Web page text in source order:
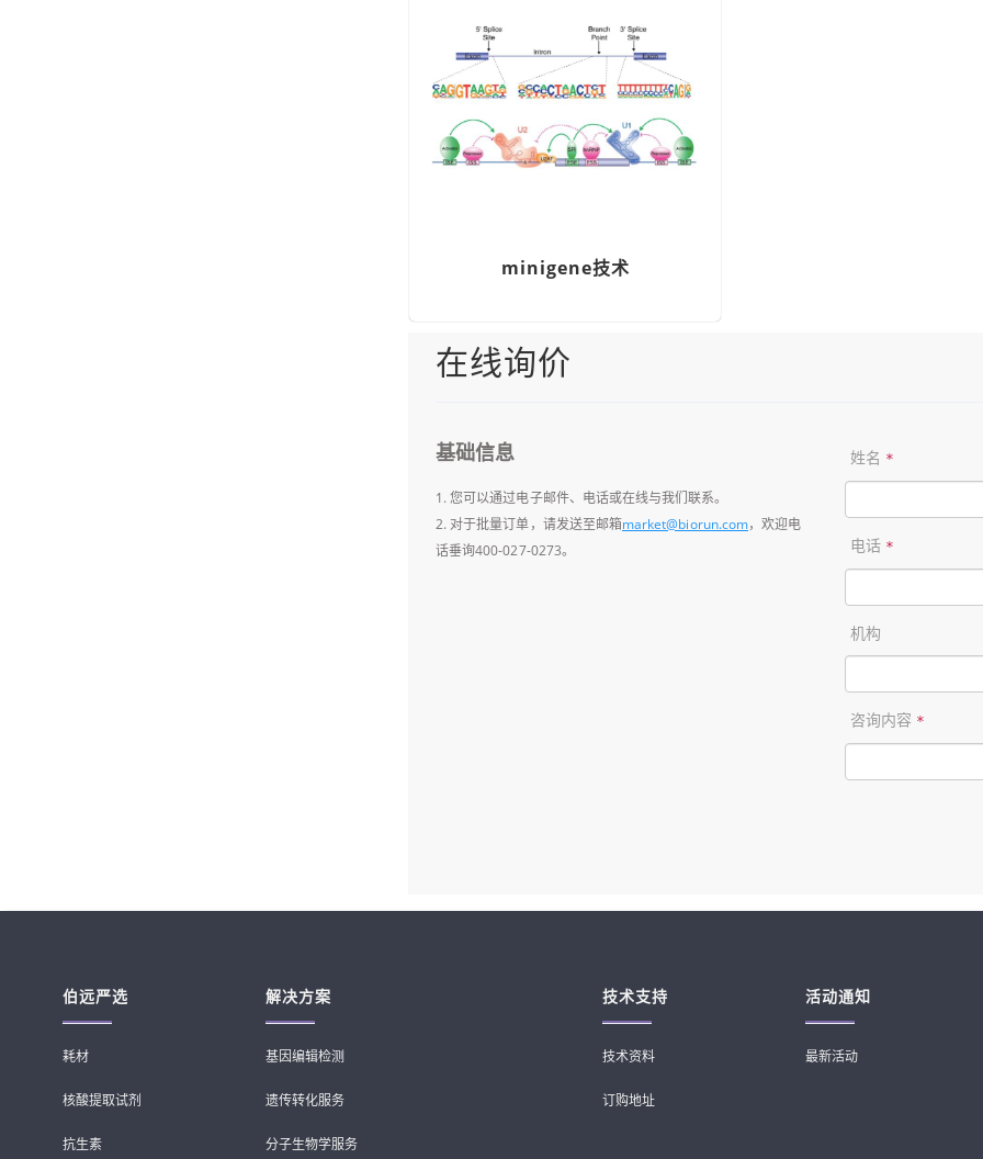
minigene技术
在线询价
基础信息
1. 您可以通过电子邮件、电话或在线与我们联系。
2. 对于批量订单，请发送至邮箱market@biorun.com，欢迎电
话垂询400-027-0273。
姓名 *
电话 *
机构
咨询内容 *
伯远严选
耗材
核酸提取试剂
抗生素
解决方案
基因编辑检测
遗传转化服务
分子生物学服务
技术支持
技术资料
订购地址
活动通知
最新活动